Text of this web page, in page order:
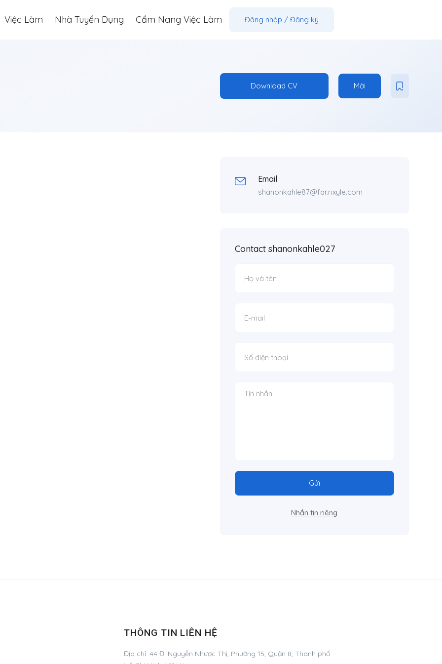
Việc Làm Nhà Tuyển Dụng Cẩm Nang Việc Làm Đăng nhập / Đăng ký
Download CV Mời
Email
shanonkahle87@far.rixyle.com
Contact shanonkahle027
Gửi
Nhắn tin riêng
THÔNG TIN LIÊN HỆ
Địa chỉ: 44 Đ. Nguyễn Nhược Thị, Phường 15, Quận 8, Thành phố